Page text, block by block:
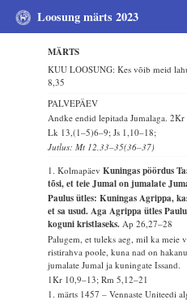
Loosung märts 2023
MÄRTS
KUU LOOSUNG: Kes võib meid
8,35
PALVEPÄEV
Andke endid lepitada Jumalaga.2Kr
Lk 13,(1–5)6–9; Js 1,10–18;
Jutlus: Mt 12,33–35(36–37)
1. KolmapäevKuningas pöördus
tõsi, et teie Jumal on jumalate
Paulus ütles: Kuningas Agrippa,
et sa usud. Aga Agrippa ütles
koguni kristlaseks.Ap 26,27–28
Palugem, et tuleks aeg, mil ka meie
ristirahva poole, kuna nad on
jumalate Jumal ja kuningate Issand.
1Kr 10,9–13; Rm 5,12–21
1. märts 1457 – Vennaste Uniteedi